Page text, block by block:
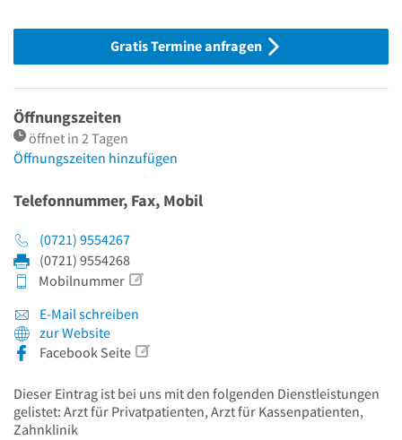
Gratis Termine anfragen
Öffnungszeiten
öffnet in 2 Tagen
Öffnungszeiten hinzufügen
Telefonnummer, Fax, Mobil
(0721) 9554267
(0721) 9554268
Mobilnummer
E-Mail schreiben
zur Website
Facebook Seite
Dieser Eintrag ist bei uns mit den folgenden Dienstleistungen
gelistet: Arzt für Privatpatienten, Arzt für Kassenpatienten,
Zahnklinik